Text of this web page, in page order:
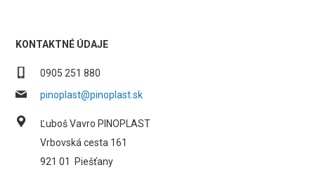
KONTAKTNÉ ÚDAJE
0905 251 880
pinoplast@pinoplast.sk
Ľuboš Vavro PINOPLAST
Vrbovská cesta 161
921 01
Piešťany